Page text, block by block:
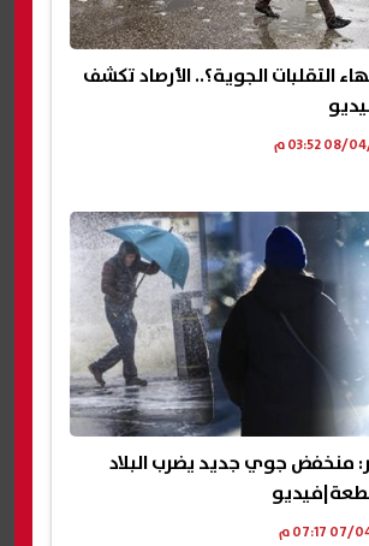
التقلبات الجوية؟.. الأرصاد تكشف
منخفض جوي جديد يضرب البلاد